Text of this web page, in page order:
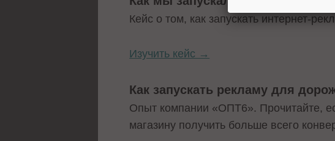
Кейс о том, как запускать интернет-
Изучить кейс →
Как запускать рекламу для
Опыт компании «ОПТ6». Прочитайте,
магазину получить больше всего